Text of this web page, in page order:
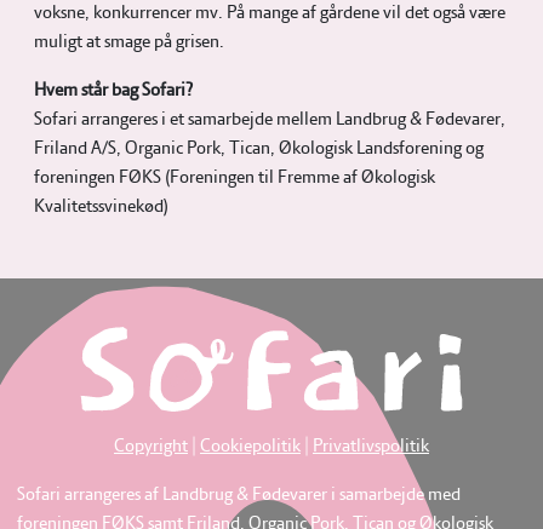
voksne, konkurrencer mv. På mange af gårdene vil det også være
muligt at smage på grisen.
Hvem står bag Sofari?
Sofari arrangeres i et samarbejde mellem Landbrug & Fødevarer,
Friland A/S, Organic Pork, Tican, Økologisk Landsforening og
foreningen FØKS (Foreningen til Fremme af Økologisk
Kvalitetssvinekød)
Copyright Cookiepolitik Privatlivspolitik
Sofari arrangeres af Landbrug & Fødevarer i samarbejde med
foreningen FØKS samt Friland, Organic Pork, Tican og Økologisk